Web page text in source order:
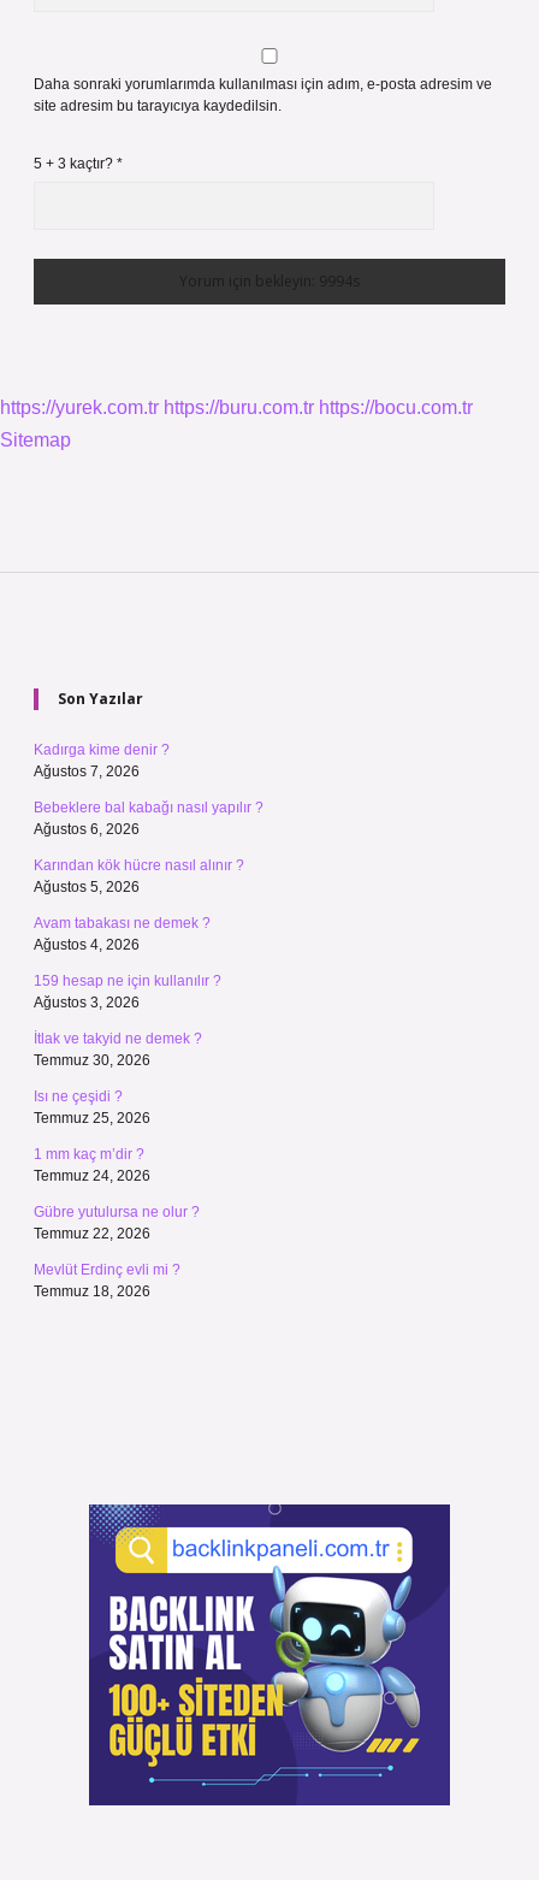
Daha sonraki yorumlarımda kullanılması için adım, e-posta adresim ve
site adresim bu tarayıcıya kaydedilsin.
5 + 3 kaçtır? *
https://yurek.com.tr https://buru.com.tr https://bocu.com.tr
Sitemap
Son Yazılar
Kadırga kime denir ?
Ağustos 7, 2026
Bebeklere bal kabağı nasıl yapılır ?
Ağustos 6, 2026
Karından kök hücre nasıl alınır ?
Ağustos 5, 2026
Avam tabakası ne demek ?
Ağustos 4, 2026
159 hesap ne için kullanılır ?
Ağustos 3, 2026
İtlak ve takyid ne demek ?
Temmuz 30, 2026
Isı ne çeşidi ?
Temmuz 25, 2026
1 mm kaç m’dir ?
Temmuz 24, 2026
Gübre yutulursa ne olur ?
Temmuz 22, 2026
Mevlüt Erdinç evli mi ?
Temmuz 18, 2026